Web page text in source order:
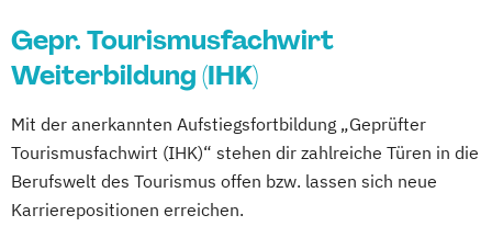
Gepr. Tourismusfachwirt
Weiterbildung (IHK)
Mit der anerkannten Aufstiegsfortbildung „Geprüfter
Tourismusfachwirt (IHK)“ stehen dir zahlreiche Türen in die
Berufswelt des Tourismus offen bzw. lassen sich neue
Karrierepositionen erreichen.